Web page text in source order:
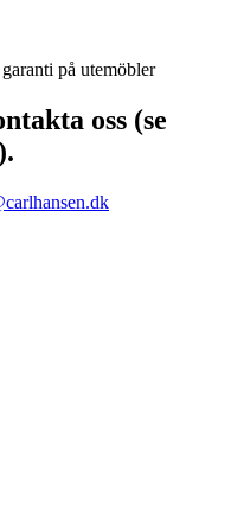
på utemöbler
oss (se